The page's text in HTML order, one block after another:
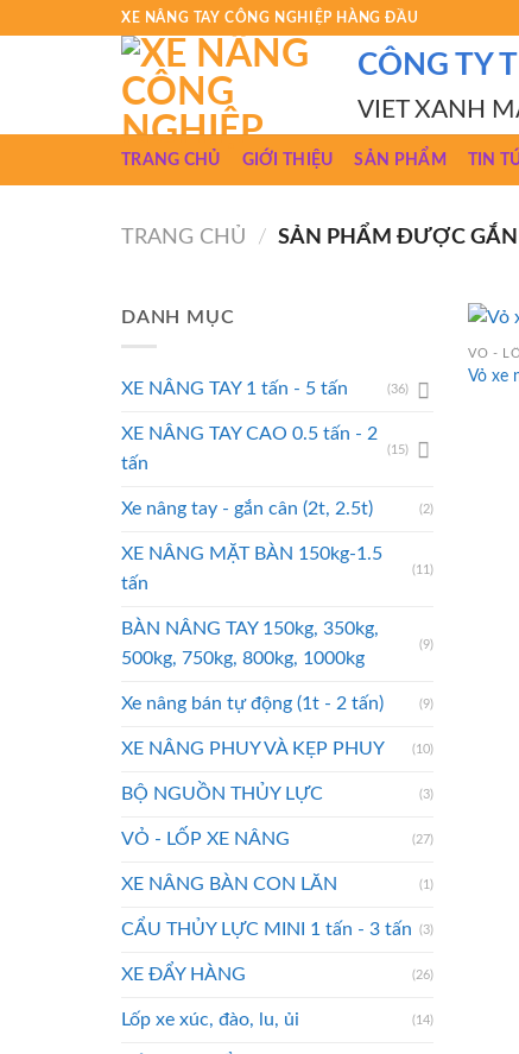
XE NÂNG TAY CÔNG NGHIỆP HÀNG ĐẦU
CÔNG TY
VIET XANH
TRANG CHỦ GIỚI THIỆU SẢN PHẨM TIN
TRANG CHỦ / SẢN PHẨM ĐƯỢC GẮN
DANH MỤC
XE NÂNG TAY 1 tấn - 5 tấn (36)
XE NÂNG TAY CAO 0.5 tấn - 2
tấn
(15)
Xe nâng tay - gắn cân (2t, 2.5t) (2)
XE NÂNG MẶT BÀN 150kg-1.5
tấn
(11)
BÀN NÂNG TAY 150kg, 350kg,
500kg, 750kg, 800kg, 1000kg
(9)
Xe nâng bán tự động (1t - 2 tấn) (9)
XE NÂNG PHUY VÀ KẸP PHUY (10)
BỘ NGUỒN THỦY LỰC (3)
VỎ - LỐP XE NÂNG (27)
XE NÂNG BÀN CON LĂN (1)
CẨU THỦY LỰC MINI 1 tấn - 3 tấn (3)
XE ĐẨY HÀNG (26)
Lốp xe xúc, đào, lu, ủi (14)
VỎ -
Vỏ xe